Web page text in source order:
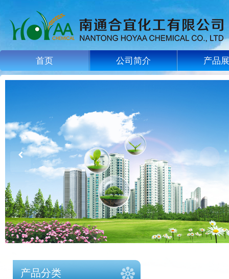
首页 公司简介 产品
产品分类